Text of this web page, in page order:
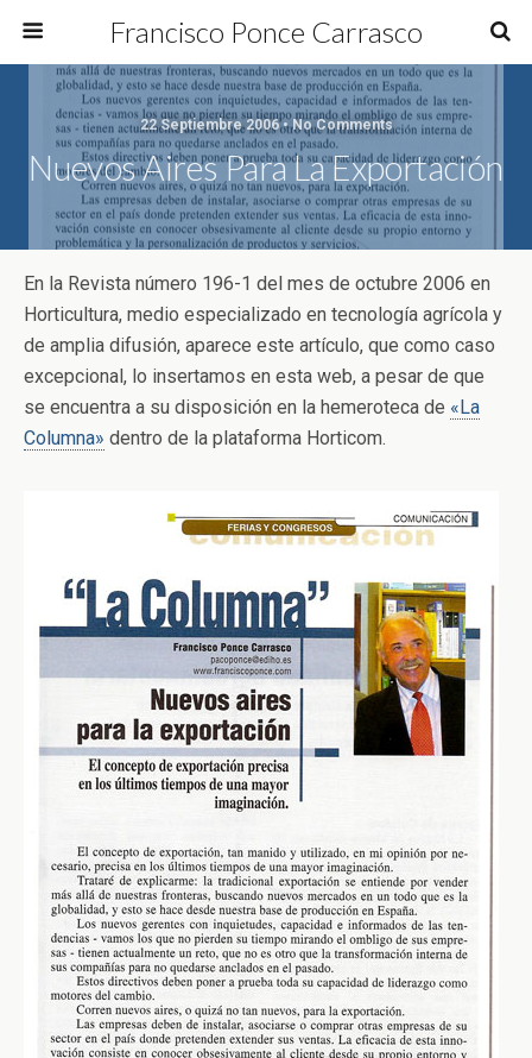
Francisco Ponce Carrasco
22 Septiembre 2006 • No Comments
Nuevos Aires Para La Exportación
En la Revista número 196-1 del mes de octubre 2006 en
Horticultura, medio especializado en tecnología agrícola y
de amplia difusión, aparece este artículo, que como caso
excepcional, lo insertamos en esta web, a pesar de que
se encuentra a su disposición en la hemeroteca de «La
Columna» dentro de la plataforma Horticom.